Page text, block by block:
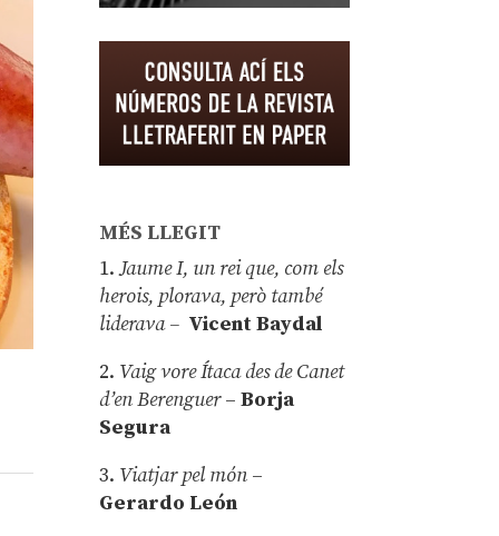
MÉS LLEGIT
1.Jaume I, un rei que, com els
herois, plorava, però també
liderava – Vicent Baydal
2. Vaig vore Ítaca des de Canet
d’en Berenguer–Borja
Segura
3. Viatjar pel món –
Gerardo León